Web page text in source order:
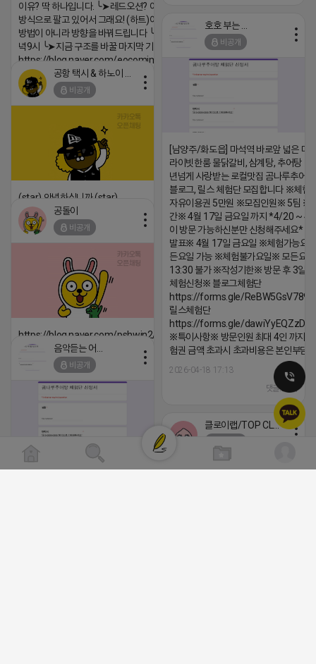
이유? 딱 하나입니다. ╰➤레드오션? 아니요! ╰➤모두 같은
방식으로 팔고 있어서 그래요! (하트)이번엔 다릅니다. ╰➤
방법이 아니라 방향을 바꿔드립니다 ╰➤4월 21일(화) 저
녁9시 ╰➤지금 구조를 바꿀 마지막 기회
https://blog.naver.com/eocomim/224250518436
2026-04-18 17:15
비공개
[남양주/화도읍] 마석역 바로앞 넓은 매
라이빗한룸 물닭갈비, 삼계탕, 추어탕 맛
년넘게 사랑받는 로컬맛집 곰나루추어
블로그, 릴스 체험단 모집합니다 ※체험
자유이용권 5만원 ※모집인원※ 5팀 ※
간※ 4월 17일 금요일 까지 *4/20 ~ 4/
이 방문 가능하신분만 신청해주세요* ※
발표※ 4월 17일 금요일 ※체험가능요
든요일 가능 ※체험불가요일※ 모든요
13:30 불가 ※작성기한※ 방문 후 3일
체험신청※ 블로그체험단
https://forms.gle/
릴스체험단
https://forms.gle/
※특이사항※ 방문인원 최대 4인 까지
험권 금액 초과시 초과비용은 본인부담
2026-04-18 17:13
댓글:20개
비공개
(star) 안녕하십니까 (star)
2026-04-18 17:12
공돌이
비공개
https://blog.naver.com/pshwin2/224023970047
2026-04-18 17:12
비공개
[남양주/화도읍] 마석역 바로앞 넓은 매장과, 프
클로이랩/TOP CLASS